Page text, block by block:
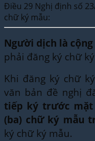
Điều 29 Nghị định số
chữ ký mẫu:
Người dịch là
phải đăng ký chữ
Khi đăng ký chữ
văn bản đề nghị
tiếp ký trước mặt
(ba) chữ ký mẫu
ký chữ ký mẫu.